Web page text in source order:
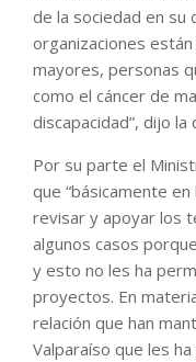
de la sociedad en su
organizaciones
mayores, personas
como el cáncer de
discapacidad”, dijo la
Por su parte el
que “básicamente
revisar y apoyar los
algunos casos
y esto no les ha
proyectos. En
relación que han
Valparaíso que les